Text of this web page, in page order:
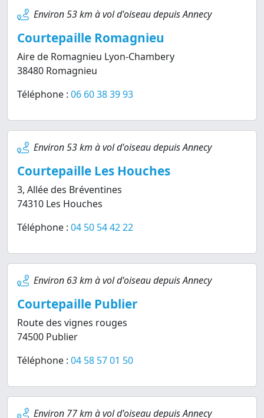
Environ 53 km à vol d'oiseau depuis Annecy
Courtepaille Romagnieu
Aire de Romagnieu Lyon-Chambery
38480 Romagnieu
Téléphone : 06 60 38 39 93
Environ 53 km à vol d'oiseau depuis Annecy
Courtepaille Les Houches
3, Allée des Bréventines
74310 Les Houches
Téléphone : 04 50 54 42 22
Environ 63 km à vol d'oiseau depuis Annecy
Courtepaille Publier
Route des vignes rouges
74500 Publier
Téléphone : 04 58 57 01 50
Environ 77 km à vol d'oiseau depuis Annecy